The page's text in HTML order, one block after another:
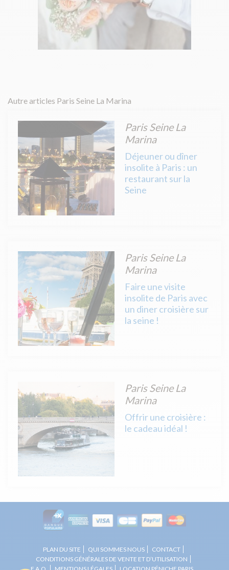
Autre articles Paris Seine La Marina
Paris Seine La
Marina
Déjeuner ou dîner
insolite à Paris : un
restaurant sur la
Seine
Paris Seine La
Marina
Faire une visite
insolite de Paris avec
un diner croisière sur
la seine !
Paris Seine La
Marina
Offrir une croisière :
le cadeau idéal !
PLAN DU SITE QUI SOMMES NOUS
CONTACT
CONDITIONS GÉNÉRALES DE VENTE ET D’UTILISATION